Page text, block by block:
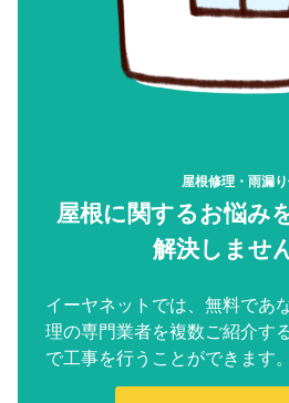
屋根修理・雨漏
屋根に関するお悩み
解決しませ
イーヤネットでは、無料であ
理の専門業者を複数ご紹介す
で工事を行うことができます。